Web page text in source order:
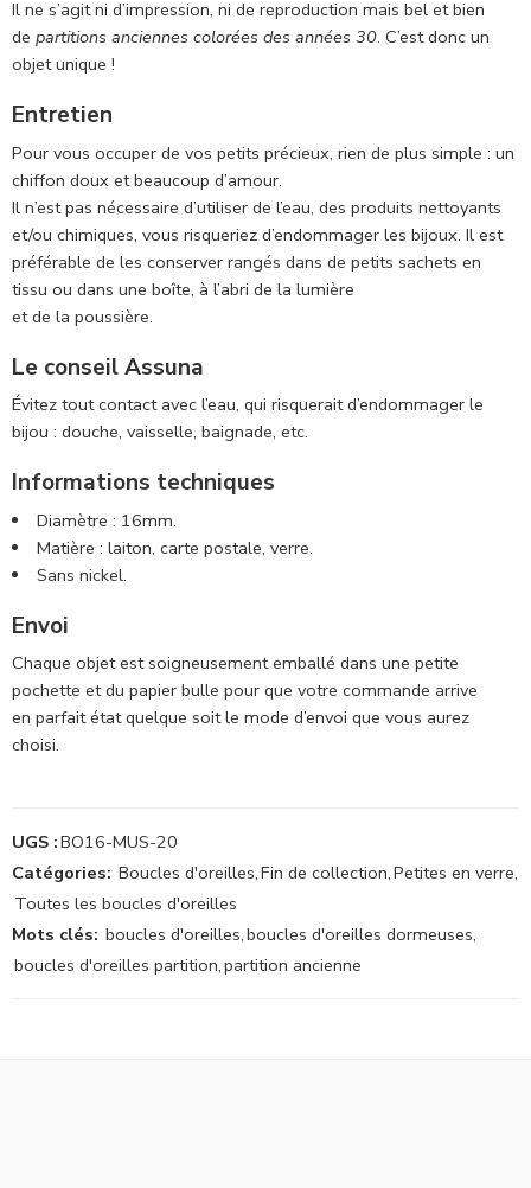
Il ne s’agit ni d’impression, ni de reproduction mais bel et bien
de partitions anciennes colorées des années 30. C’est donc un
objet unique !
Entretien
Pour vous occuper de vos petits précieux, rien de plus simple : un
chiffon doux et beaucoup d’amour.
Il n’est pas nécessaire d’utiliser de l’eau, des produits nettoyants
et/ou chimiques, vous risqueriez d’endommager les bijoux. Il est
préférable de les conserver rangés dans de petits sachets en
tissu ou dans une boîte, à l’abri de la lumière
et de la poussière.
Le conseil Assuna
Évitez tout contact avec l’eau, qui risquerait d’endommager le
bijou : douche, vaisselle, baignade, etc.
Informations techniques
Diamètre : 16mm.
Matière : laiton, carte postale, verre.
Sans nickel.
Envoi
Chaque objet est soigneusement emballé dans une petite
pochette et du papier bulle pour que votre commande arrive
en parfait état quelque soit le mode d’envoi que vous aurez
choisi.
UGS :BO16-MUS-20
Catégories: Boucles d'oreilles,Fin de collection,Petites en verre,
Toutes les boucles d'oreilles
Mots clés: boucles d'oreilles,boucles d'oreilles dormeuses,
boucles d'oreilles partition,partition ancienne